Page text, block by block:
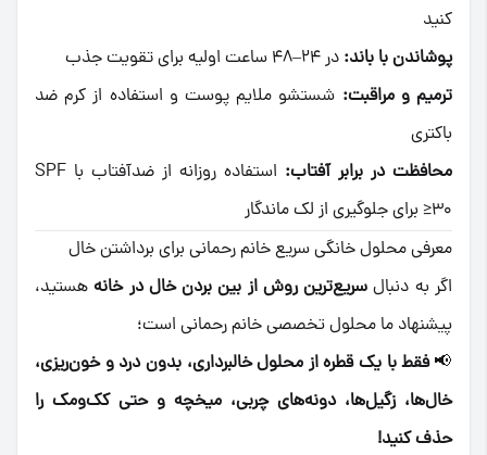
کنید
پوشاندن با باند: در ۲۴–۴۸ ساعت اولیه برای تقویت جذب
ترمیم و مراقبت: شستشو ملایم پوست و استفاده از کرم ضد
باکتری
محافظت در برابر آفتاب:
استفاده روزانه از ضدآفتاب با SPF
≥30 برای جلوگیری از لک ماندگار
معرفی محلول خانگی سریع خانم رحمانی برای برداشتن خال
اگر به دنبال سریع‌ترین روش از بین بردن خال در خانههستید،
پیشنهاد ما محلول تخصصی خانم رحمانی است؛
📢فقط با یک قطره از محلول خالبرداری، بدون درد و خون‌ریزی،
خال‌ها، زگیل‌ها، دونه‌های چربی، میخچه و حتی کک‌ومک را
حذف کنید!